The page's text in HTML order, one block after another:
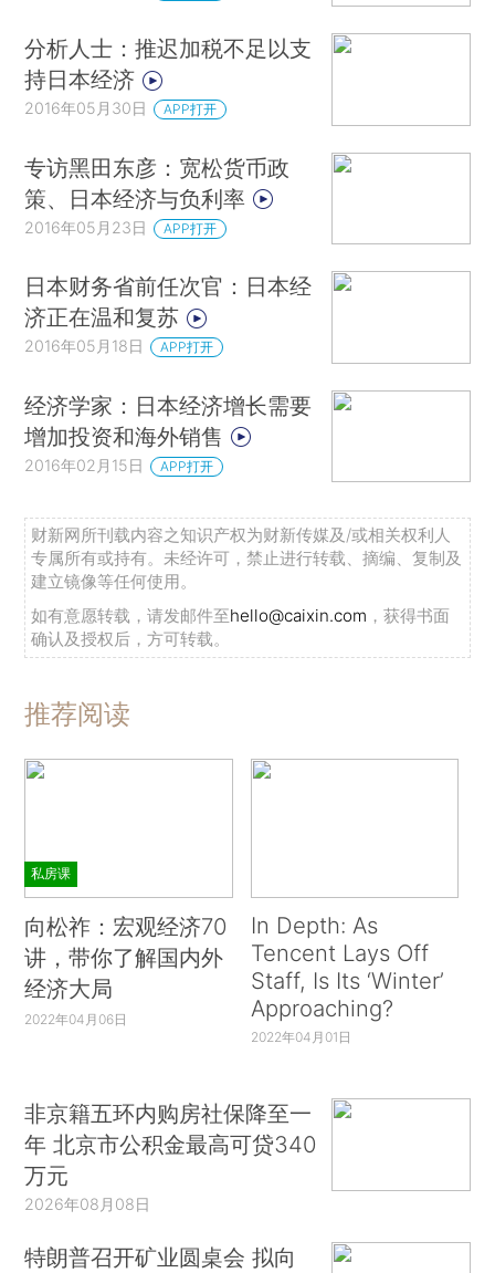
分析人士：推迟加税不足以支
持日本经济
2016年05月30日 APP打开
专访黑田东彦：宽松货币政
策、日本经济与负利率
2016年05月23日 APP打开
日本财务省前任次官：日本经
济正在温和复苏
2016年05月18日 APP打开
经济学家：日本经济增长需要
增加投资和海外销售
2016年02月15日 APP打开
财新网所刊载内容之知识产权为财新传媒及/或相关权利人
专属所有或持有。未经许可，禁止进行转载、摘编、复制及
建立镜像等任何使用。
如有意愿转载，请发邮件至hello@caixin.com ，获得书面
确认及授权后，方可转载。
推荐阅读
私房课
向松祚：宏观经济70
讲，带你了解国内外
经济大局
2022年04月06日
In Depth: As
Tencent Lays Off
Staff, Is Its ‘Winter’
Approaching?
2022年04月01日
非京籍五环内购房社保降至一
年 北京市公积金最高可贷340
万元
2026年08月08日
特朗普召开矿业圆桌会 拟向